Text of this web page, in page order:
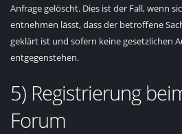
Anfrage gelöscht. Dies ist der Fall, wenn
entnehmen lässt, dass der betroffene
geklärt ist und sofern keine gesetzlichen
entgegenstehen.
5) Registrierung
Forum